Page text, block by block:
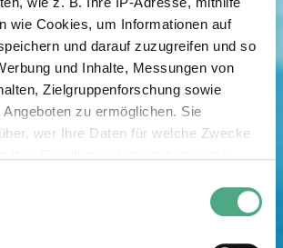
wie Cookies, um Informationen auf
und darauf zuzugreifen und so
und Inhalte, Messungen von
Zielgruppenforschung sowie
zu ermöglichen. Sie
wer Ihre Daten für welche Zwecke
oder widerrufen